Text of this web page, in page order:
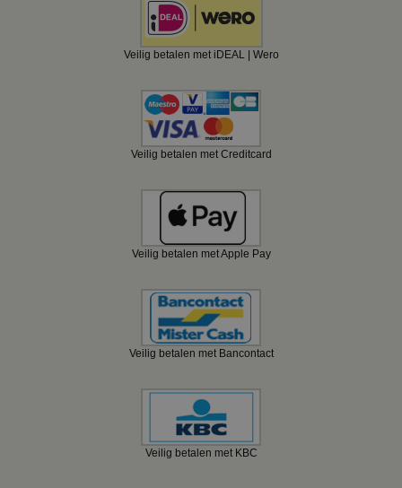
Veilig betalen met iDEAL | Wero
Veilig betalen met Creditcard
Veilig betalen met Apple Pay
Veilig betalen met Bancontact
Veilig betalen met KBC